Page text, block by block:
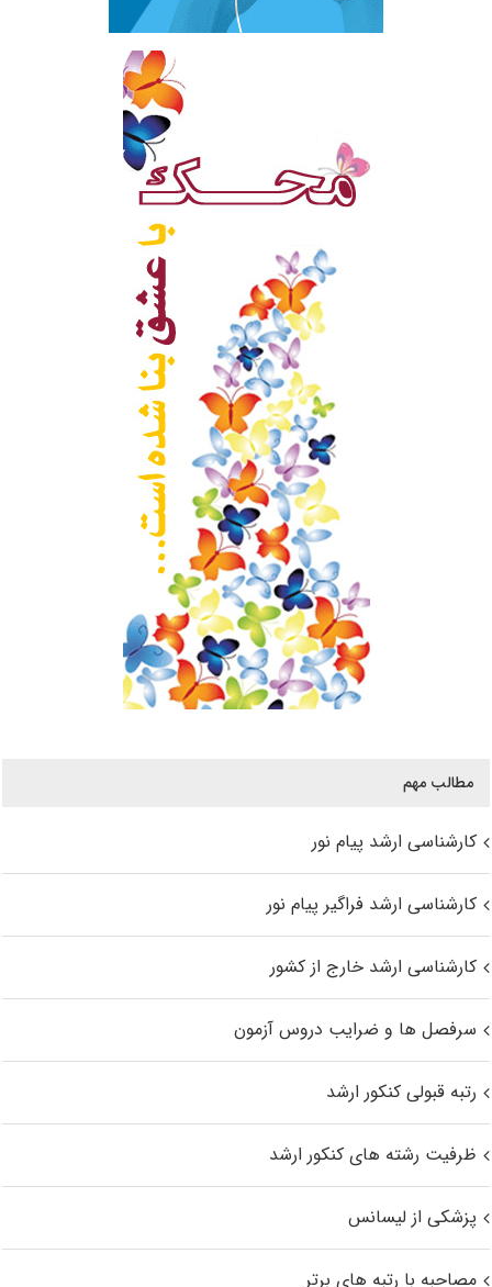
مطالب مهم
کارشناسی ارشد پیام نور
کارشناسی ارشد فراگیر پیام نور
کارشناسی ارشد خارج از کشور
سرفصل ها و ضرایب دروس آزمون
رتبه قبولی کنکور ارشد
ظرفیت رشته های کنکور ارشد
پزشکی از لیسانس
مصاحبه با رتبه های برتر